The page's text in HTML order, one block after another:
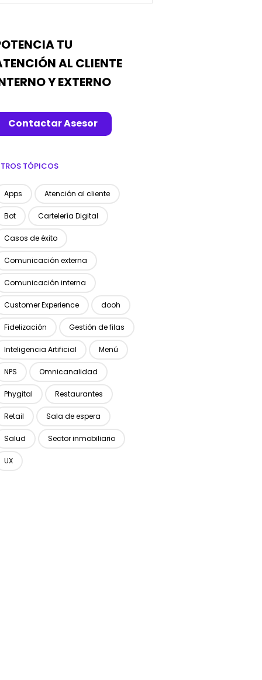
TU
AL CLIENTE
Y EXTERNO
Contactar Asesor
TÓPICOS
Apps Atención al cliente
Bot Cartelería Digital
Casos de éxito
Comunicación externa
Comunicación interna
Customer Experience dooh
Fidelización Gestión de filas
Inteligencia Artificial Menú
NPS Omnicanalidad
Phygital Restaurantes
Retail Sala de espera
Salud Sector inmobiliario
UX